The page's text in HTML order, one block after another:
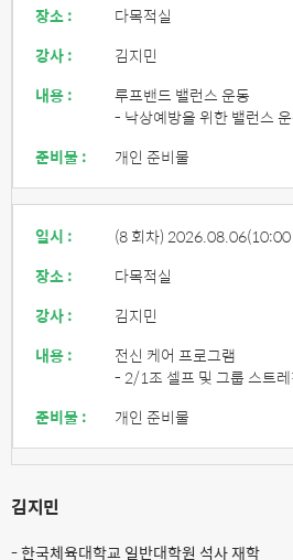
장소 :
다목적실
강사 :
김지민
내용 :
루프밴드 밸런스 운동
- 낙상예방을 위한 밸런스
준비물 :
개인 준비물
일시 : (8 회차) 2026.08.06
장소 :
다목적실
강사 :
김지민
내용 :
전신 케어 프로그램
- 2/1조 셀프 및 그룹 스트
준비물 :
개인 준비물
김지민
- 한국체육대학교 일반대학원 석사 재학